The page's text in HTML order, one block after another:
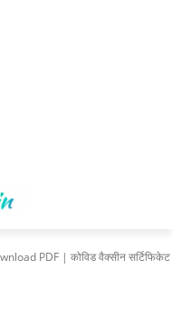
PDF | कोविड वैक्सीन सर्टिफिकेट